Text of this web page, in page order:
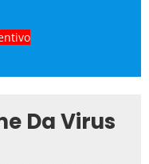
Da Virus